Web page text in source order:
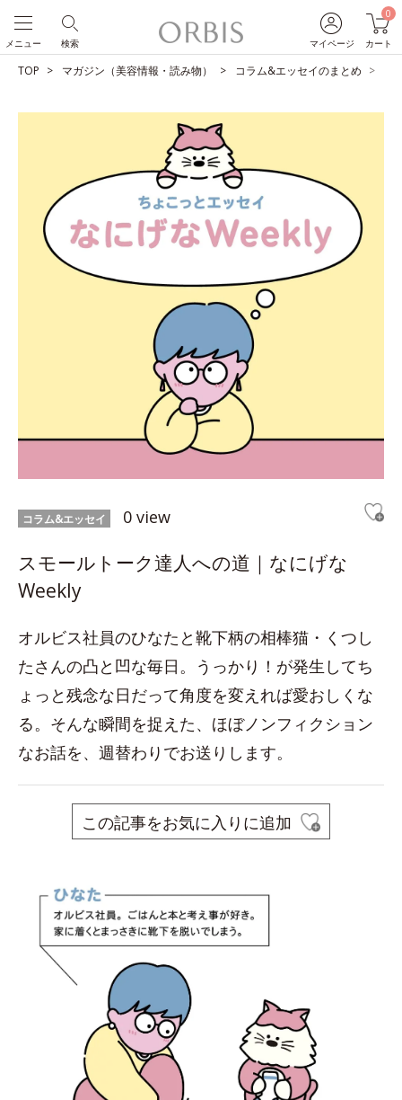
マイページ
0
カート
検索
メニュー
TOP マガジン（美容情報・読み物） コラム&エッセイのまとめ
コラム&エッセイ 0 view
スモールトーク達人への道｜なにげな
Weekly
オルビス社員のひなたと靴下柄の相棒猫・くつし
たさんの凸と凹な毎日。うっかり！が発生してち
ょっと残念な日だって角度を変えれば愛おしくな
る。そんな瞬間を捉えた、ほぼノンフィクション
なお話を、週替わりでお送りします。
この記事をお気に入りに追加